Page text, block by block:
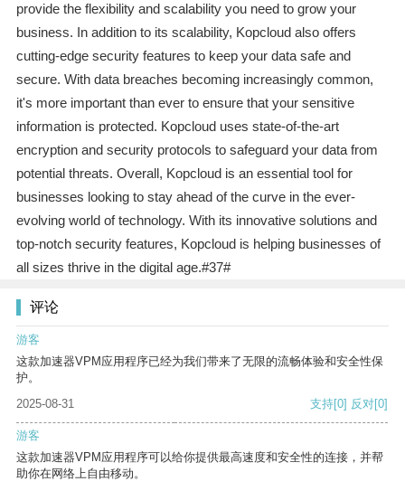
provide the flexibility and scalability you need to grow your
business. In addition to its scalability, Kopcloud also offers
cutting-edge security features to keep your data safe and
secure. With data breaches becoming increasingly common,
it's more important than ever to ensure that your sensitive
information is protected. Kopcloud uses state-of-the-art
encryption and security protocols to safeguard your data from
potential threats. Overall, Kopcloud is an essential tool for
businesses looking to stay ahead of the curve in the ever-
evolving world of technology. With its innovative solutions and
top-notch security features, Kopcloud is helping businesses of
all sizes thrive in the digital age.#37#
评论
游客
这款加速器VPM应用程序已经为我们带来了无限的流畅体验和安全性保
护。
2025-08-31
支持[0] 反对[0]
游客
这款加速器VPM应用程序可以给你提供最高速度和安全性的连接，并帮
助你在网络上自由移动。